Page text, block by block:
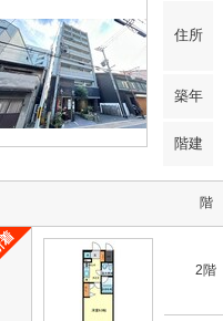
住所
築年
階建
階
2階